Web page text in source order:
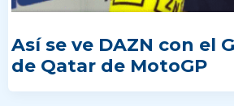
Así se ve DAZN con el
de Qatar de MotoGP